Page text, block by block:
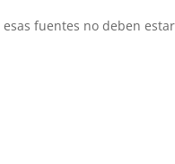
fuentes no deben